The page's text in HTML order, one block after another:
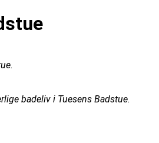
badeliv i Tuesens Badstue.